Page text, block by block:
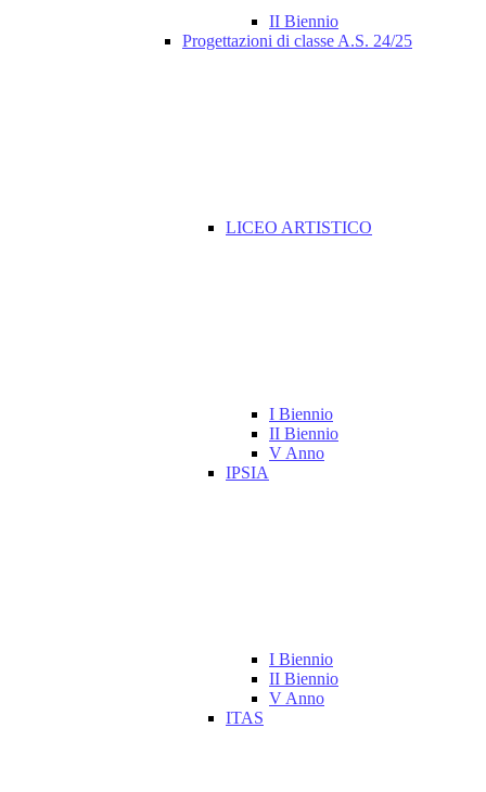
II Biennio
Progettazioni di classe A.S. 24/25
LICEO ARTISTICO
I Biennio
II Biennio
V Anno
IPSIA
I Biennio
II Biennio
V Anno
ITAS